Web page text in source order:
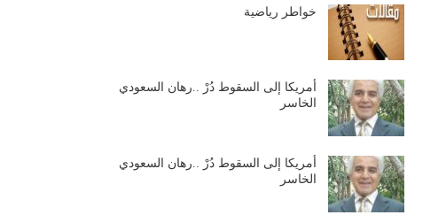
خواطر رياضية
أمريكا إلى السقوط دُرْ ..رهان السعودي
الخاسر
أمريكا إلى السقوط دُرْ ..رهان السعودي
الخاسر